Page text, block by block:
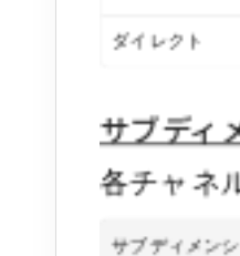
ダイレクト
サブディ
各チャネ
サブディメン